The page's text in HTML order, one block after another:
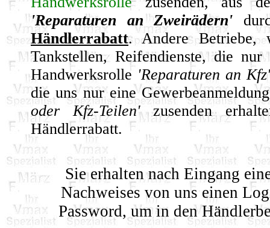
'Reparaturen an Zweirädern'
Händlerrabatt. Andere Betriebe,
Tankstellen, Reifendienste, die
Handwerksrolle 'Reparaturen an
die uns nur eine
oder Kfz-Teilen'zusenden
Händlerrabatt.
Sie erhalten nach Eingang
Nachweises von uns einen
Password, um in den